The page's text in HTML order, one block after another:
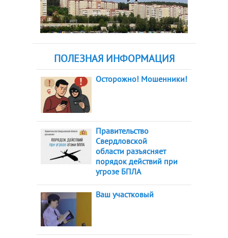
ПОЛЕЗНАЯ ИНФОРМАЦИЯ
Осторожно! Мошенники!
Правительство
Свердловской
области разъясняет
порядок действий при
угрозе БПЛА
Ваш участковый